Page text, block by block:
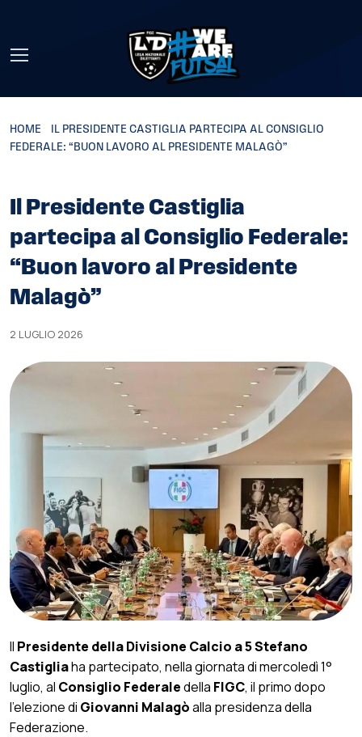
HOME
IL PRESIDENTE CASTIGLIA PARTECIPA AL CONSIGLIO
FEDERALE: “BUON LAVORO AL PRESIDENTE MALAGÒ”
Il Presidente Castiglia
partecipa al Consiglio Federale:
“Buon lavoro al Presidente
Malagò”
2 LUGLIO 2026
Il Presidente della Divisione Calcio a 5 Stefano
Castigliaha partecipato, nella giornata di mercoledì 1°
luglio, al Consiglio Federaledella FIGC, il primo dopo
l’elezione di Giovanni Malagòalla presidenza della
Federazione.